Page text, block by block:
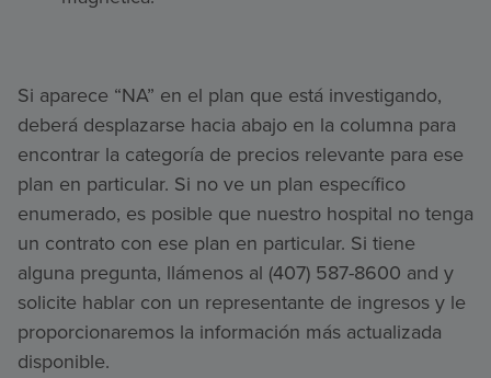
Si aparece “NA” en el plan que está investigando,
deberá desplazarse hacia abajo en la columna para
encontrar la categoría de precios relevante para ese
plan en particular. Si no ve un plan específico
enumerado, es posible que nuestro hospital no tenga
un contrato con ese plan en particular. Si tiene
alguna pregunta, llámenos al (407) 587-8600 and y
solicite hablar con un representante de ingresos y le
proporcionaremos la información más actualizada
disponible.